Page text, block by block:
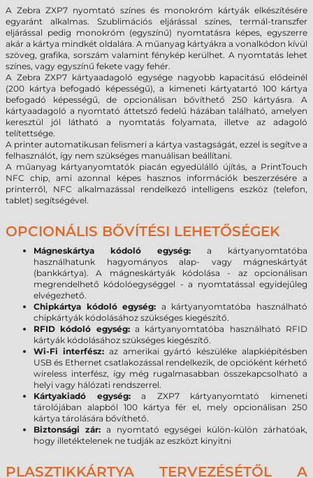
A Zebra ZXP7 nyomtató színes és monokróm kártyák elkészítésére
egyaránt alkalmas. Szublimációs eljárással színes, termál-transzfer
eljárással pedig monokróm (egyszínű) nyomtatásra képes, egyszerre
akár a kártya mindkét oldalára. A műanyag kártyákra a vonalkódon kívül
szöveg, grafika, sorszám valamint fénykép kerülhet. A nyomtatás lehet
színes, vagy egyszínű fekete vagy fehér.
A Zebra ZXP7 kártyaadagoló egysége nagyobb kapacitású elődeinél
(200 kártya befogadó képességű), a kimeneti kártyatartó 100 kártya
befogadó képességű, de opcionálisan bővíthető 250 kártyásra. A
kártyaadagoló a nyomtató áttetsző fedelű házában található, amelyen
keresztül jól látható a nyomtatás folyamata, illetve az adagoló
telítettsége.
A printer automatikusan felismeri a kártya vastagságát, ezzel is segítve a
felhasználót, így nem szükséges manuálisan beállítani.
A műanyag kártyanyomtatók piacán egyedülálló újítás, a PrintTouch
NFC chip, ami azonnal képes hasznos információk beszerzésére a
printerről, NFC alkalmazással rendelkező intelligens eszköz (telefon,
tablet) segítségével.
OPCIONÁLIS BŐVÍTÉSI LEHETŐSÉGEK
Mágneskártya kódoló egység: a kártyanyomtatóba
használhatunk hagyományos alap- vagy mágneskártyát
(bankkártya). A mágneskártyák kódolása - az opcionálisan
megrendelhető kódolóegységgel - a nyomtatással egyidejűleg
elvégezhető.
Chipkártya kódoló egység: a kártyanyomtatóba használható
chipkártyák kódolásához szükséges kiegészítő.
RFID kódoló egység: a kártyanyomtatóba használható RFID
kártyák kódolásához szükséges kiegészítő.
Wi-Fi interfész:az amerikai gyártó készüléke alapkiépítésben
USB és Ethernet csatlakozással rendelkezik, de opcióként kérhető
wireless interfész, így még rugalmasabban összekapcsolható a
helyi vagy hálózati rendszerrel.
Kártyakiadó egység:a ZXP7 kártyanyomtató kimeneti
tárolójában alapból 100 kártya fér el, mely opcionálisan 250
kártya tárolására bővíthető.
Biztonsági zár: a nyomtató egységei külön-külön zárhatóak,
hogy illetéktelenek ne tudják az eszközt kinyitni
PLASZTIKKÁRTYA TERVEZÉSÉTŐL A